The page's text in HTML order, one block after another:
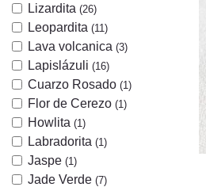
Lizardita (26)
Leopardita (11)
Lava volcanica (3)
Lapislázuli (16)
Cuarzo Rosado (1)
Flor de Cerezo (1)
Howlita (1)
Labradorita (1)
Jaspe (1)
Jade Verde (7)